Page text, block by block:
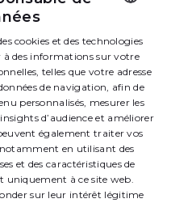
Tiktok YoutubeTwitter
FRENCH
cookies et des technologies
à des informations sur votre
telles que votre adresse
de navigation, afin de
personnalisés, mesurer les
d’audience et améliorer
également traiter vos
notamment en utilisant des
et des caractéristiques de
uniquement à ce site web.
sur leur intérêt légitime